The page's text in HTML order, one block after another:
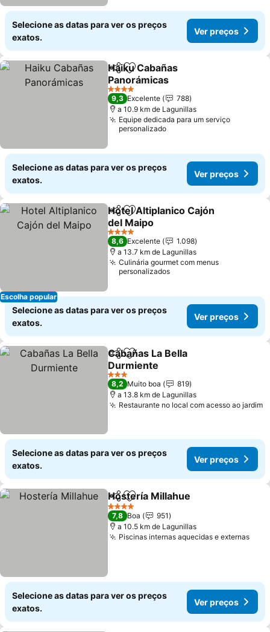
Selecione as datas para ver os preços
exatos.
Ver preços
PartilharAdicionar aos favoritos
Haiku Cabañas
Panorámicas
4 Estrelas
9,3 Excelente
788
a 10.9 km de Lagunillas
Equipe dedicada para um serviço
personalizado
Selecione as datas para ver os preços
exatos.
Ver preços
Escolha popular
PartilharAdicionar aos favoritos
Hotel Altiplanico Cajón
del Maipo
4 Estrelas
8,6 Excelente
1.098
a 13.7 km de Lagunillas
Culinária gourmet com menus
personalizados
Selecione as datas para ver os preços
exatos.
Ver preços
PartilharAdicionar aos favoritos
Cabañas La Bella
Durmiente
3 Estrelas
8,2 Muito boa
819
a 13.8 km de Lagunillas
Restaurante no local com acesso ao jardim
Selecione as datas para ver os preços
exatos.
Ver preços
PartilharAdicionar aos favoritos
Hostería Millahue
4 Estrelas
7,8 Boa
951
a 10.5 km de Lagunillas
Piscinas internas aquecidas e externas
Selecione as datas para ver os preços
exatos.
Ver preços